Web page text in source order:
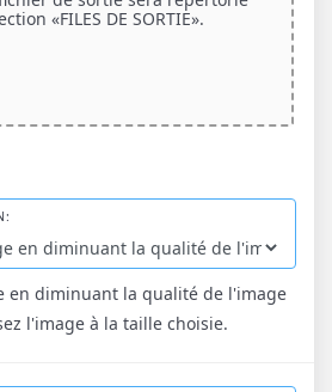
«FILES DE SORTIE».
en diminuant la qualité de l'image
l'image à la taille choisie.